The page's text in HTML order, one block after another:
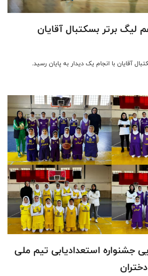
لیگ برتر بسکتبال آقایان
آقایان با انجام یک دیدار به پایان رسید.
جشنواره استعدادیابی تیم ملی